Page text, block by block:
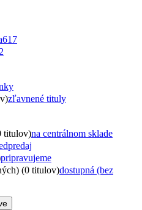
617
2
zľavnené tituly
titulov)na centrálnom sklade
pripravujeme
(0 titulov)dostupná (bez